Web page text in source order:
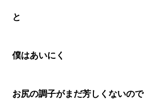
と
僕はあいにく
お尻の調子がまだ芳しくないので